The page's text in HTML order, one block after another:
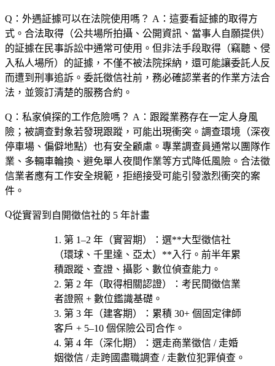
Q：外遇証據可以在法院使用嗎？ A：這要看証據的取得方
式。合法取得（公共場所拍攝、公開資訊、當事人自願提供）
的証據在民事訴訟中通常可使用。但非法手段取得（竊聽、侵
入私人場所）的証據，不僅不被法院採納，還可能讓委託人反
而遭到刑事追訴。委託徵信社前，務必確認業者的作業方法合
法，並簽訂清楚的服務合約。
Q：私家偵探的工作危險嗎？ A：跟蹤業務存在一定人身風
險；被調查對象若發現跟蹤，可能出現衝突。調查環境（深夜
停車場、偏僻地點）也有安全顧慮。專業調查員通常以團隊作
業、多輛車輪換、避免單人夜間作業等方式降低風險。合法徵
信業者應有工作安全規範，拒絕接受可能引發激烈衝突的案
件。
從實習到自開徵信社的 5 年計畫
第 1–2 年（實習期）
：選**大型徵信社
（環球、千里達、亞太）**入行。前半年累
積跟蹤、查證、攝影、數位偵查能力。
第 2 年（取得相關認證）
：考 民間徵信業
者證照 + 數位鑑識基礎 。
第 3 年（建客期）
：累積 30+ 個固定律師
客戶 + 5–10 個保險公司合作。
第 4 年（深化期）
：選走商業徵信 / 走婚
姻徵信 / 走跨國盡職調查 / 走數位犯罪偵查 。